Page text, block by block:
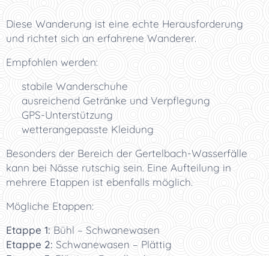
Diese Wanderung ist eine echte Herausforderung
und richtet sich an erfahrene Wanderer.
Empfohlen werden:
🥾 stabile Wanderschuhe
🎒 ausreichend Getränke und Verpflegung
📱 GPS-Unterstützung
🌦️ wetterangepasste Kleidung
Besonders der Bereich der Gertelbach-Wasserfälle
kann bei Nässe rutschig sein. Eine Aufteilung in
mehrere Etappen ist ebenfalls möglich.
Mögliche Etappen:
Etappe 1: Bühl – Schwanewasen
Etappe 2: Schwanewasen – Plättig